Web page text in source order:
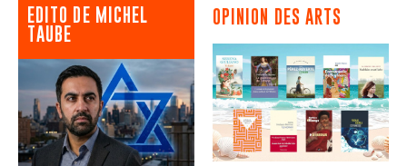
EDITO DE MICHEL
TAUBE
OPINION DES ARTS